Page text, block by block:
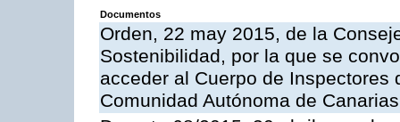
Documentos
Orden, 22 may 2015, de la
Sostenibilidad, por la que se
acceder al Cuerpo de
Comunidad Autónoma de Canarias